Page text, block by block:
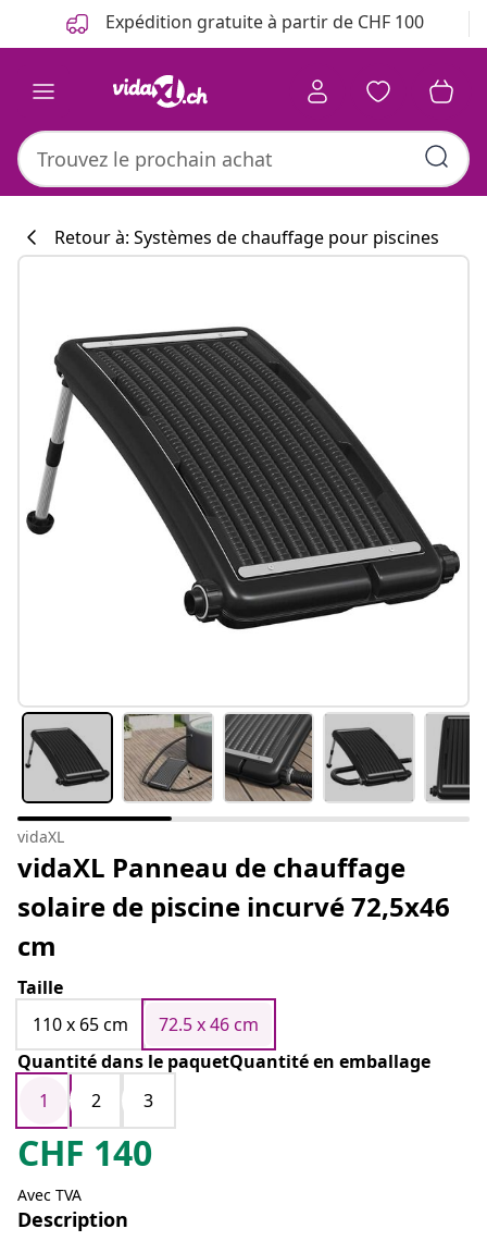
Précédent Expédition gratuite à partir de CHF 100
Retour à: Systèmes de chauffage pour piscines
vidaXL
vidaXL Panneau de chauffage
solaire de piscine incurvé 72,5x46
cm
Taille
110 x 65 cm
72.5 x 46 cm
Quantité dans le paquetQuantité en emballage
1
2 3
CHF 140
Avec TVA
Description